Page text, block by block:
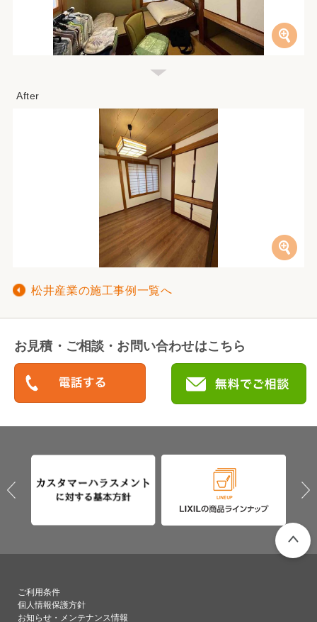
松井産業の施工事例一覧へ
お見積・ご相談・お問い合わせはこちら
ご利用条件
個人情報保護方針
お知らせ・メンテナンス情報